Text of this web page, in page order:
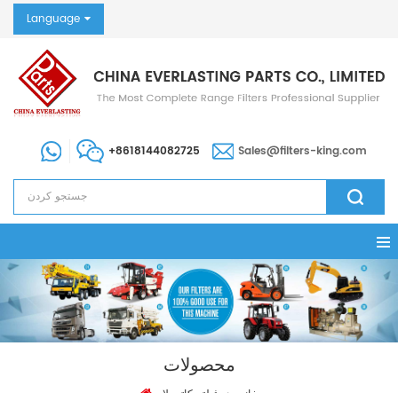
Language
+8618144082725 Sales@filters-king.com
محصولات